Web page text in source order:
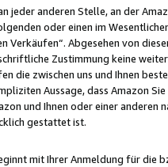
jeder anderen Stelle, an der
oder einen im
Verkäufen“. Abgesehen von
Zustimmung keine
die zwischen uns und Ihnen
Aussage, dass Amazon
und Ihnen oder einer
gestattet ist.
mit Ihrer Anmeldung für die